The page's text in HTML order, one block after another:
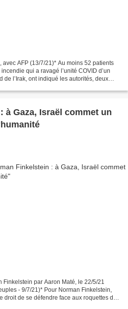
avec AFP (13/7/21)* Au moins 52 patients
qui a ravagé l’unité COVID d’un
de l’Irak, ont indiqué les autorités, deux
à Gaza, Israël commet un
Finkelstein par Aaron Maté, le 22/5/21
- 9/7/21)* Pour Norman Finkelstein,
droit de se défendre face aux roquettes de